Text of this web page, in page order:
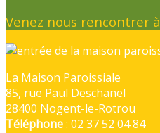
Venez nous rencontrer à
La Maison Paroissiale
85, rue Paul Deschanel
28400 Nogent-le-Rotrou
Téléphone: 02 37 52 04 84